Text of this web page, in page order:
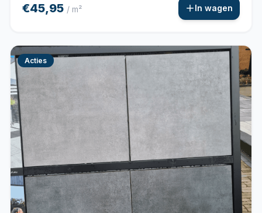
€45,95 / m² In wagen
Acties